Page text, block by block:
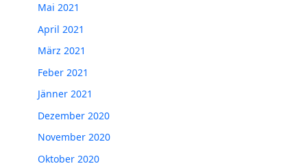
Mai 2021
April 2021
März 2021
Feber 2021
Jänner 2021
Dezember 2020
November 2020
Oktober 2020